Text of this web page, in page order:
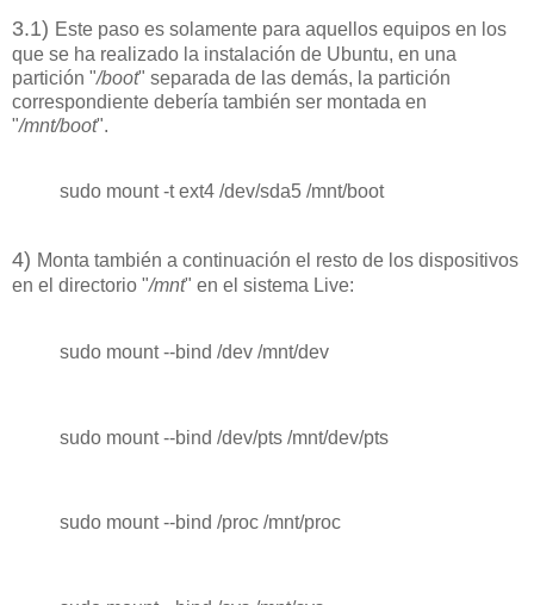
3.1) Este paso es solamente para aquellos equipos en los
que se ha realizado la instalación de Ubuntu, en una
partición "/boot" separada de las demás, la partición
correspondiente debería también ser montada en
"/mnt/boot".
sudo mount -t ext4 /dev/sda5 /mnt/boot
4) Monta también a continuación el resto de los dispositivos
en el directorio "/mnt" en el sistema Live:
sudo mount --bind /dev /mnt/dev
sudo mount --bind /dev/pts /mnt/dev/pts
sudo mount --bind /proc /mnt/proc